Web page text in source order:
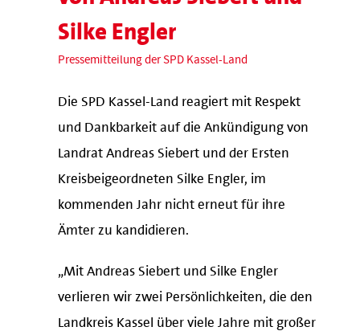
Silke Engler
Pressemitteilung der SPD Kassel-Land
Die SPD Kassel-Land reagiert mit Respekt
und Dankbarkeit auf die Ankündigung von
Landrat Andreas Siebert und der Ersten
Kreisbeigeordneten Silke Engler, im
kommenden Jahr nicht erneut für ihre
Ämter zu kandidieren.
„Mit Andreas Siebert und Silke Engler
verlieren wir zwei Persönlichkeiten, die den
Landkreis Kassel über viele Jahre mit großer